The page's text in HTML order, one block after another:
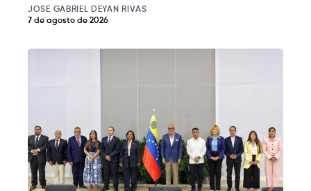
JOSE GABRIEL DEYAN RIVAS
7 de agosto de 2026